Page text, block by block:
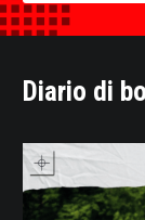
Diario di